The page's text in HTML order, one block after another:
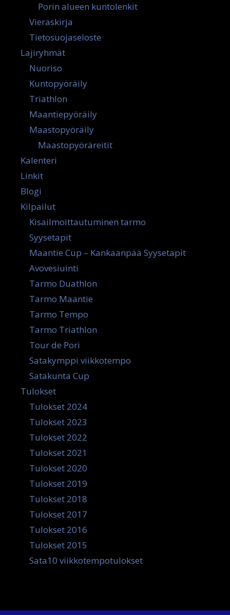
Porin alueen kuntolenkit
Vieraskirja
Tietosuojaseloste
Lajiryhmät
Nuoriso
Kuntopyöräily
Triathlon
Maantiepyöräily
Maastopyöräily
Maastopyöräreitit
Kalenteri
Linkit
Blogi
Kilpailut
Kisailmoittautuminen tarmo
Syysetapit
Maantie Cup – Kankaanpää Syysetapit
Avovesiuinti
Tarmo Duathlon
Tarmo Maantie
Tarmo Tempo
Tarmo Triathlon
Tour de Pori
Satakymppi viikkotempo
Satakunta Cup
Tulokset
Tulokset 2024
Tulokset 2023
Tulokset 2022
Tulokset 2021
Tulokset 2020
Tulokset 2019
Tulokset 2018
Tulokset 2017
Tulokset 2016
Tulokset 2015
Sata10 viikkotempotulokset